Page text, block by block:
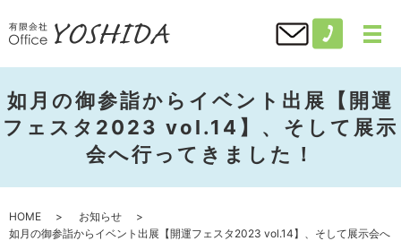
如月の御参詣からイベント出展【開運
フェスタ2023 vol.14】、そして展示
会へ行ってきました！
HOME
お知らせ
如月の御参詣からイベント出展【開運フェスタ2023 vol.14】、そして展示会へ